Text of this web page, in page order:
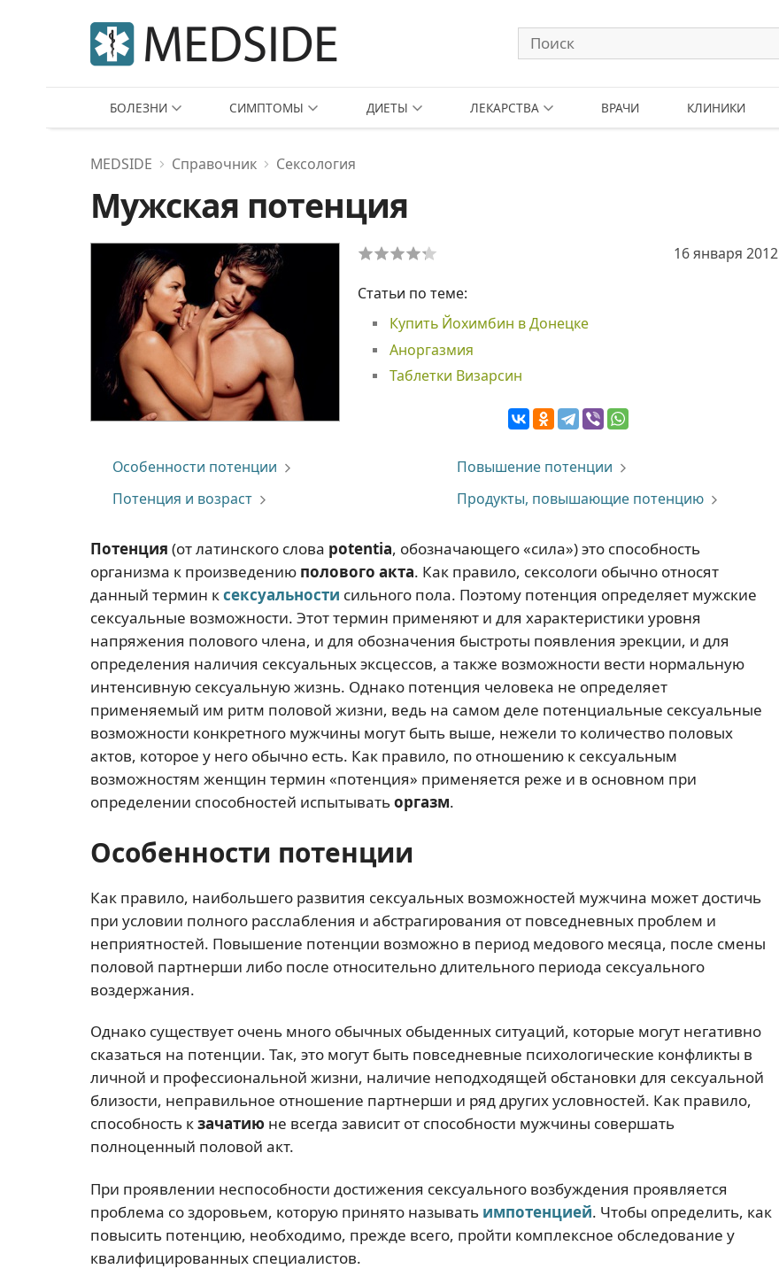
БОЛЕЗНИ СИМПТОМЫ ДИЕТЫ ЛЕКАРСТВА ВРАЧИ КЛИНИКИ
MEDSIDE Справочник Сексология
Мужская потенция
16 января 2012
Статьи по теме:
Купить Йохимбин в Донецке
Аноргазмия
Таблетки Визарсин
Особенности потенции
Потенция и возраст
Повышение потенции
Продукты, повышающие потенцию
Потенция (от латинского слова potentia, обозначающего «сила») это способность
организма к произведению полового акта. Как правило, сексологи обычно относят
данный термин ксексуальности сильного пола. Поэтому потенция определяет мужские
сексуальные возможности. Этот термин применяют и для характеристики уровня
напряжения полового члена, и для обозначения быстроты появления эрекции, и для
определения наличия сексуальных эксцессов, а также возможности вести нормальную
интенсивную сексуальную жизнь. Однако потенция человека не определяет
применяемый им ритм половой жизни, ведь на самом деле потенциальные сексуальные
возможности конкретного мужчины могут быть выше, нежели то количество половых
актов, которое у него обычно есть. Как правило, по отношению к сексуальным
возможностям женщин термин «потенция» применяется реже и в основном при
определении способностей испытыватьоргазм.
Особенности потенции
Как правило, наибольшего развития сексуальных возможностей мужчина может достичь
при условии полного расслабления и абстрагирования от повседневных проблем и
неприятностей. Повышение потенции возможно в период медового месяца, после смены
половой партнерши либо после относительно длительного периода сексуального
воздержания.
Однако существует очень много обычных обыденных ситуаций, которые могут негативно
сказаться на потенции. Так, это могут быть повседневные психологические конфликты в
личной и профессиональной жизни, наличие неподходящей обстановки для сексуальной
близости, неправильное отношение партнерши и ряд других условностей. Как правило,
способность кзачатию не всегда зависит от способности мужчины совершать
полноценный половой акт.
При проявлении неспособности достижения сексуального возбуждения проявляется
проблема со здоровьем, которую принято называть импотенцией. Чтобы определить, как
повысить потенцию, необходимо, прежде всего, пройти комплексное обследование у
квалифицированных специалистов.